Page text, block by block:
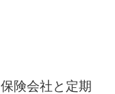
険会社と定期